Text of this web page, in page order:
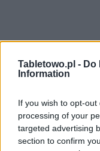
Tabletowo.pl - Do
Information
If you wish to opt-
processing of your
targeted advertising
section to confirm